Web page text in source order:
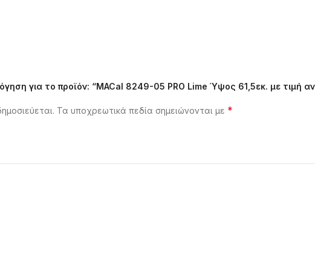
για το προϊόν: “MACal 8249-05 PRO Lime Ύψος 61,5εκ. με τιμή
Τα υποχρεωτικά πεδία σημειώνονται με *